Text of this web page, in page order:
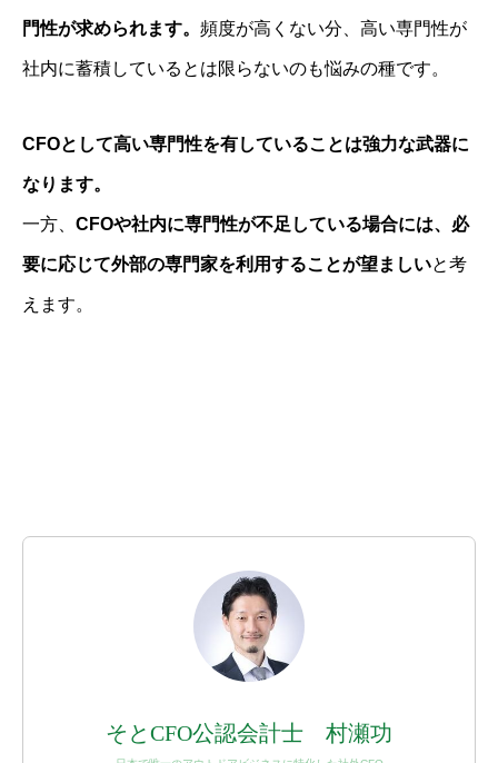
門性が求められます。 頻度が高くない分、高い専門性が
社内に蓄積しているとは限らないのも悩みの種です。
CFOとして高い専門性を有していることは強力な武器に
なります。
一方、 CFOや社内に専門性が不足している場合には、必
要に応じて外部の専門家を利用することが望ましいと考
えます。
そとCFO公認会計士 村瀬功